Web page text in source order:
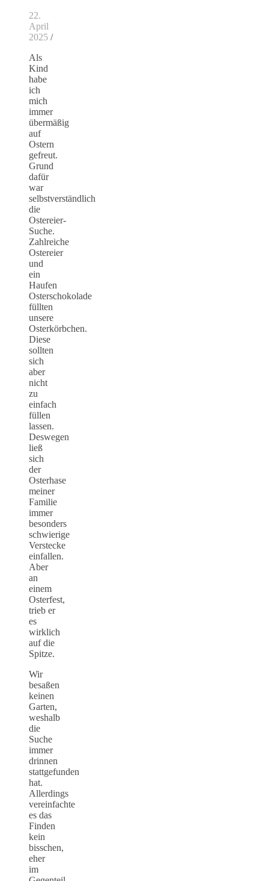
22.
April
2025 /
Als
Kind
habe
ich
mich
immer
übermäßig
auf
Ostern
gefreut.
Grund
dafür
war
selbstverständlich
die
Ostereier-
Suche.
Zahlreiche
Ostereier
und
ein
Haufen
Osterschokolade
füllten
unsere
Osterkörbchen.
Diese
sollten
sich
aber
nicht
zu
einfach
füllen
lassen.
Deswegen
ließ
sich
der
Osterhase
meiner
Familie
immer
besonders
schwierige
Verstecke
einfallen.
Aber
an
einem
Osterfest,
trieb er
es
wirklich
auf die
Spitze.
Wir
besaßen
keinen
Garten,
weshalb
die
Suche
immer
drinnen
stattgefunden
hat.
Allerdings
vereinfachte
es das
Finden
kein
bisschen,
eher
im